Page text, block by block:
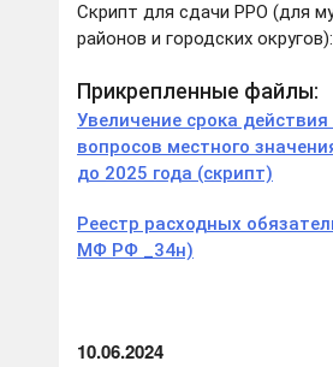
Скрипт для сдачи РРО (для
районов и городских округов):
Прикрепленные файлы:
Увеличение срока
вопросов местного
до 2025 года (скрипт)
Реестр расходных
МФ РФ _34н)
10.06.2024